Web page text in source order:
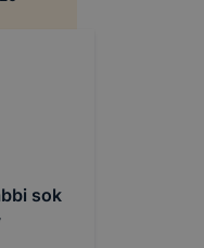
sok